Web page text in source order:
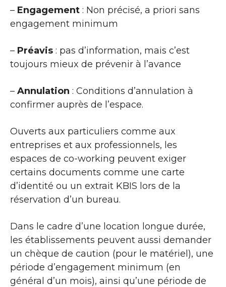
– Engagement : Non précisé, a priori sans
engagement minimum
– Préavis : pas d’information, mais c’est
toujours mieux de prévenir à l’avance
– Annulation : Conditions d’annulation à
confirmer auprès de l’espace.
Ouverts aux particuliers comme aux
entreprises et aux professionnels, les
espaces de co-working peuvent exiger
certains documents comme une carte
d’identité ou un extrait KBIS lors de la
réservation d’un bureau.
Dans le cadre d’une location longue durée,
les établissements peuvent aussi demander
un chèque de caution (pour le matériel), une
période d’engagement minimum (en
général d’un mois), ainsi qu’une période de